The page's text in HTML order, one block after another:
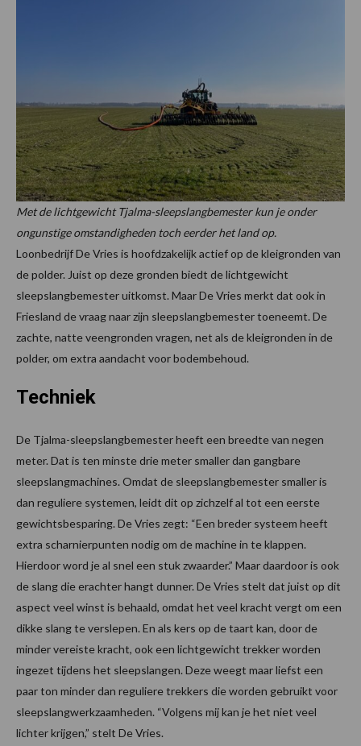
Met de lichtgewicht Tjalma-sleepslangbemester kun je onder
ongunstige omstandigheden toch eerder het land op.
Loonbedrijf De Vries is hoofdzakelijk actief op de kleigronden van
de polder. Juist op deze gronden biedt de lichtgewicht
sleepslangbemester uitkomst. Maar De Vries merkt dat ook in
Friesland de vraag naar zijn sleepslangbemester toeneemt. De
zachte, natte veengronden vragen, net als de kleigronden in de
polder, om extra aandacht voor bodembehoud.
Techniek
De Tjalma-sleepslangbemester heeft een breedte van negen
meter. Dat is ten minste drie meter smaller dan gangbare
sleepslangmachines. Omdat de sleepslangbemester smaller is
dan reguliere systemen, leidt dit op zichzelf al tot een eerste
gewichtsbesparing. De Vries zegt: “Een breder systeem heeft
extra scharnierpunten nodig om de machine in te klappen.
Hierdoor word je al snel een stuk zwaarder.” Maar daardoor is ook
de slang die erachter hangt dunner. De Vries stelt dat juist op dit
aspect veel winst is behaald, omdat het veel kracht vergt om een
dikke slang te verslepen. En als kers op de taart kan, door de
minder vereiste kracht, ook een lichtgewicht trekker worden
ingezet tijdens het sleepslangen. Deze weegt maar liefst een
paar ton minder dan reguliere trekkers die worden gebruikt voor
sleepslangwerkzaamheden. “Volgens mij kan je het niet veel
lichter krijgen,” stelt De Vries.